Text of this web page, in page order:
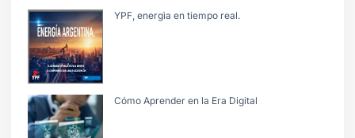
YPF, energìa en tiempo real.
Cómo Aprender en la Era Digital